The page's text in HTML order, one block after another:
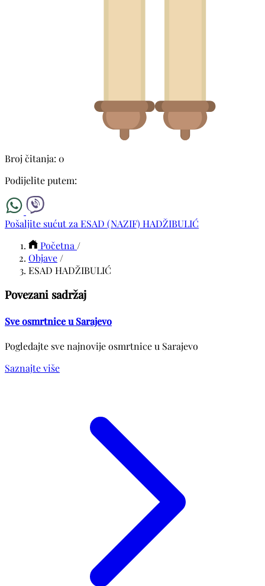
Broj čitanja: 0
Podijelite putem:
Pošaljite sućut za ESAD (NAZIF) HADŽIBULIĆ
Početna /
Objave /
ESAD HADŽIBULIĆ
Povezani sadržaj
Sve osmrtnice u Sarajevo
Pogledajte sve najnovije osmrtnice u Sarajevo
Saznajte više